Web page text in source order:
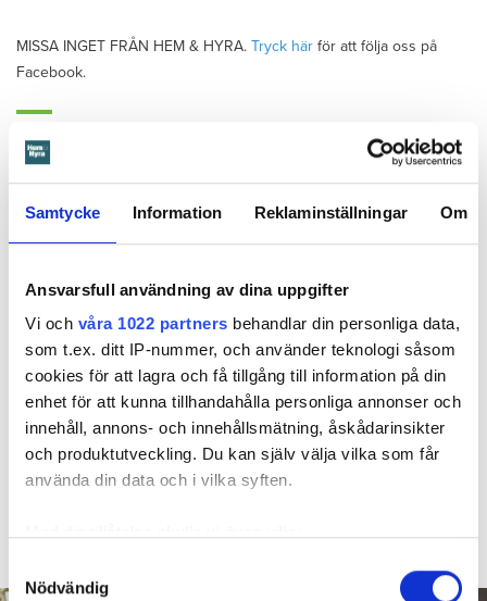
Samtycke Information Reklaminställningar Om
Ansvarsfull användning av dina uppgifter
Vi och våra 1022 partners behandlar din personliga data,
som t.ex. ditt IP-nummer, och använder teknologi såsom
cookies för att lagra och få tillgång till information på din
enhet för att kunna tillhandahålla personliga annonser och
innehåll, annons- och innehållsmätning, åskådarinsikter
och produktutveckling. Du kan själv välja vilka som får
använda din data och i vilka syften.
som kan ha en noggrannhet på upp till flera meter
Nödvändig
MISSA INGET FRÅN HEM & HYRA. Tryck här för att följa oss på
Facebook.
600 kronor dyrare att bo efter vattenskada i Varberg
Anmälde inte vattenskadat badrum på fem år – krävs på 125 000 kronor
Ansvarsskyddet – en viktig del i hemförsäkringen
Kompisdealen blev verklighet – 40 år senare: "Flera fina fördelar med att dela bostad"
Larmade inte om spricka i
duschen – vräks efter 30 år
4 AUGUSTI KL 08:30
BÅSTAD
Hyresgästen larmade inte om en spricka i